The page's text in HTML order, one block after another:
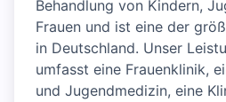
Behandlung von Kindern,
Frauen und ist eine der
in Deutschland. Unser
umfasst eine Frauenklinik,
und Jugendmedizin, eine